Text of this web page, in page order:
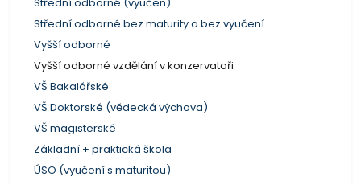
Střední odborné bez maturity a bez vyučení
Vyšší odborné
Vyšší odborné vzdělání v konzervatoři
VŠ Bakalářské
VŠ Doktorské (vědecká výchova)
VŠ magisterské
Základní + praktická škola
ÚSO (vyučení s maturitou)